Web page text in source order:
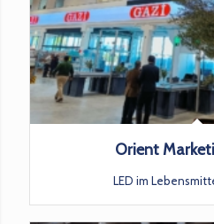
Orient
LED im